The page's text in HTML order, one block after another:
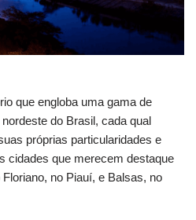
que engloba uma gama de
do Brasil, cada qual
próprias particularidades e
cidades que merecem destaque
no Piauí, e Balsas, no